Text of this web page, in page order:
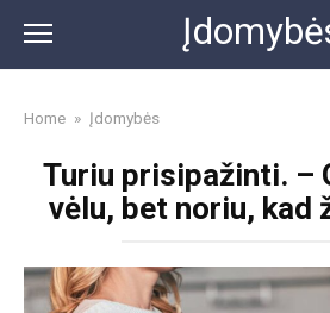
content
Home » Įdomybės
Turiu prisipažinti. –
vėlu, bet noriu, kad